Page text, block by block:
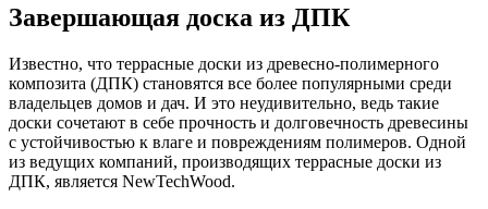
Завершающая доска из ДПК
Известно, что террасные доски из древесно-полимерного
композита (ДПК) становятся все более популярными среди
владельцев домов и дач. И это неудивительно, ведь такие
доски сочетают в себе прочность и долговечность древесины
с устойчивостью к влаге и повреждениям полимеров. Одной
из ведущих компаний, производящих террасные доски из
ДПК, является NewTechWood.